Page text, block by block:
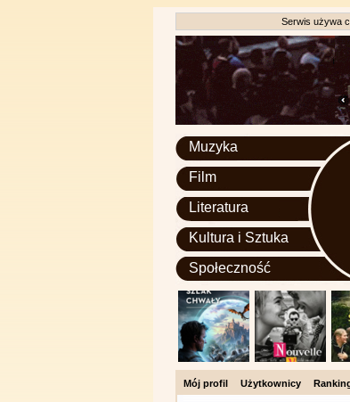
Serwis używa
Muzyka
Film
Literatura
Kultura i Sztuka
Społeczność
Mój profil Użytkownicy